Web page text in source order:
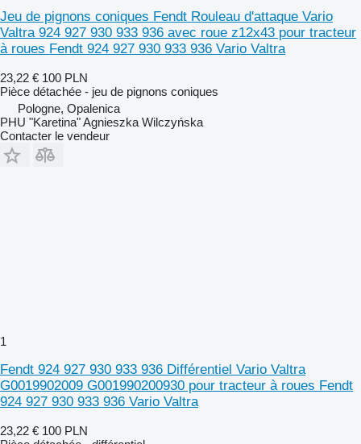
Jeu de pignons coniques Fendt Rouleau d'attaque Vario
Valtra 924 927 930 933 936 avec roue z12x43 pour tracteur
à roues Fendt 924 927 930 933 936 Vario Valtra
23,22 € 100 PLN
Pièce détachée - jeu de pignons coniques
Pologne, Opalenica
PHU "Karetina" Agnieszka Wilczyńska
Contacter le vendeur
1
Fendt 924 927 930 933 936 Différentiel Vario Valtra
G0019902009 G001990200930 pour tracteur à roues Fendt
924 927 930 933 936 Vario Valtra
23,22 € 100 PLN